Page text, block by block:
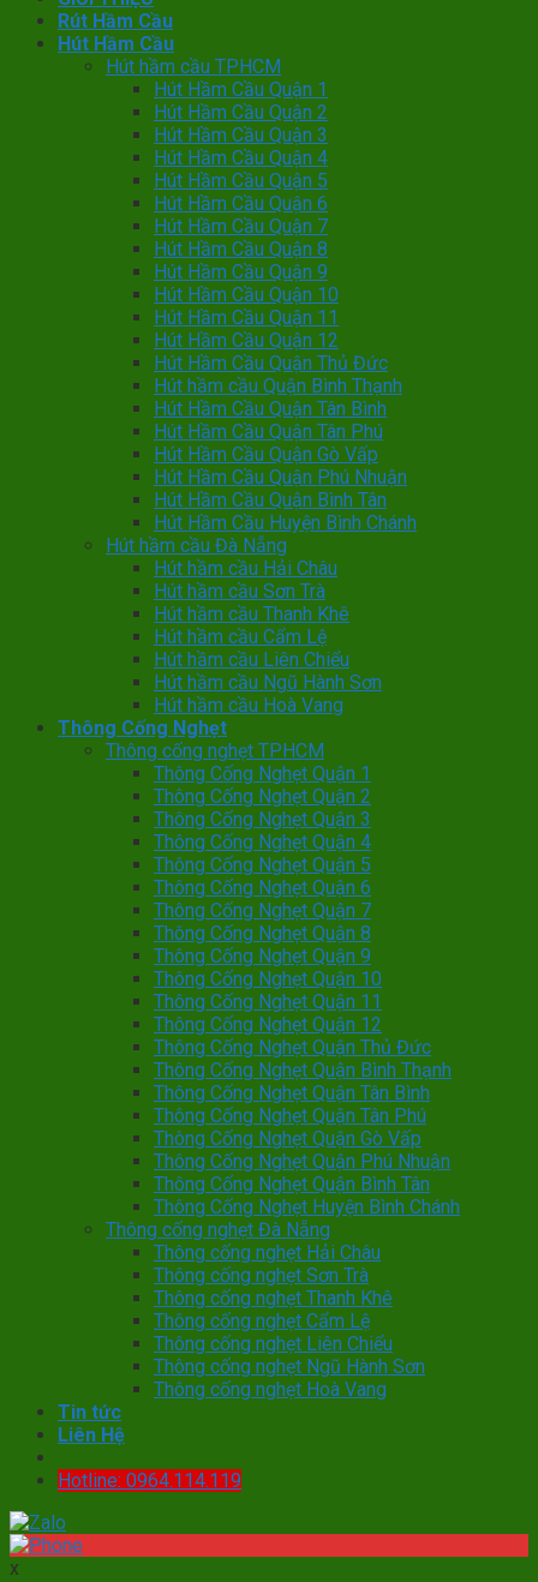
Rút Hầm Cầu
Hút Hầm Cầu
Hút hầm cầu TPHCM
Hút Hầm Cầu Quận 1
Hút Hầm Cầu Quận 2
Hút Hầm Cầu Quận 3
Hút Hầm Cầu Quận 4
Hút Hầm Cầu Quận 5
Hút Hầm Cầu Quận 6
Hút Hầm Cầu Quận 7
Hút Hầm Cầu Quận 8
Hút Hầm Cầu Quận 9
Hút Hầm Cầu Quận 10
Hút Hầm Cầu Quận 11
Hút Hầm Cầu Quận 12
Hút Hầm Cầu Quận Thủ Đức
Hút hầm cầu Quận Bình Thạnh
Hút Hầm Cầu Quận Tân Bình
Hút Hầm Cầu Quận Tân Phú
Hút Hầm Cầu Quận Gò Vấp
Hút Hầm Cầu Quận Phú Nhuận
Hút Hầm Cầu Quận Bình Tân
Hút Hầm Cầu Huyện Bình Chánh
Hút hầm cầu Đà Nẵng
Hút hầm cầu Hải Châu
Hút hầm cầu Sơn Trà
Hút hầm cầu Thanh Khê
Hút hầm cầu Cẩm Lệ
Hút hầm cầu Liên Chiểu
Hút hầm cầu Ngũ Hành Sơn
Hút hầm cầu Hoà Vang
Thông Cống Nghẹt
Thông cống nghẹt TPHCM
Thông Cống Nghẹt Quận 1
Thông Cống Nghẹt Quận 2
Thông Cống Nghẹt Quận 3
Thông Cống Nghẹt Quận 4
Thông Cống Nghẹt Quận 5
Thông Cống Nghẹt Quận 6
Thông Cống Nghẹt Quận 7
Thông Cống Nghẹt Quận 8
Thông Cống Nghẹt Quận 9
Thông Cống Nghẹt Quận 10
Thông Cống Nghẹt Quận 11
Thông Cống Nghẹt Quận 12
Thông Cống Nghẹt Quận Thủ Đức
Thông Cống Nghẹt Quận Bình Thạnh
Thông Cống Nghẹt Quận Tân Bình
Thông Cống Nghẹt Quận Tân Phú
Thông Cống Nghẹt Quận Gò Vấp
Thông Cống Nghẹt Quận Phú Nhuận
Thông Cống Nghẹt Quận Bình Tân
Thông Cống Nghẹt Huyện Bình Chánh
Thông cống nghẹt Đà Nẵng
Thông cống nghẹt Hải Châu
Thông cống nghẹt Sơn Trà
Thông cống nghẹt Thanh Khê
Thông cống nghẹt Cẩm Lệ
Thông cống nghẹt Liên Chiểu
Thông cống nghẹt Ngũ Hành Sơn
Thông cống nghẹt Hoà Vang
Tin tức
Liên Hệ
Hotline: 0964.114.119
x